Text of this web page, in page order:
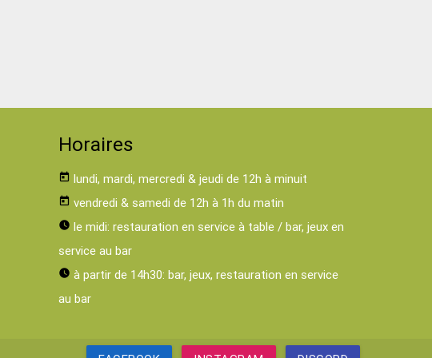
Horaires
today lundi, mardi, mercredi & jeudi de 12h à minuit
today vendredi & samedi de 12h à 1h du matin
watch_later le midi: restauration en service à table / bar, jeux en
service au bar
watch_later à partir de 14h30: bar, jeux, restauration en service
au bar